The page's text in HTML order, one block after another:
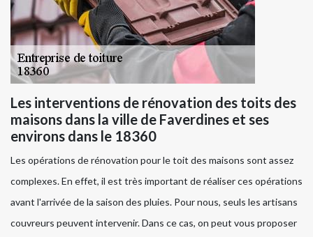
Les interventions de rénovation des toits des
maisons dans la ville de Faverdines et ses
environs dans le 18360
Les opérations de rénovation pour le toit des maisons sont assez
complexes. En effet, il est très important de réaliser ces opérations
avant l'arrivée de la saison des pluies. Pour nous, seuls les artisans
couvreurs peuvent intervenir. Dans ce cas, on peut vous proposer